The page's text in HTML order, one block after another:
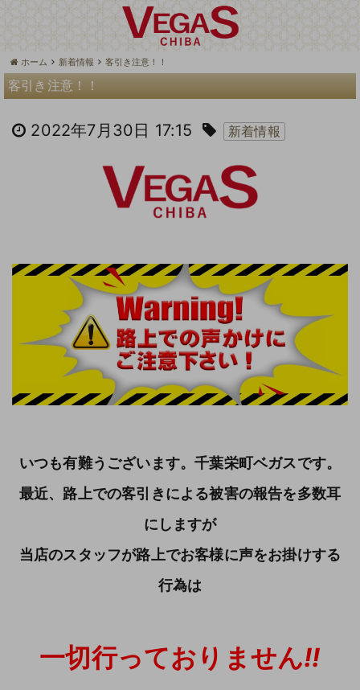
ホーム 新着情報 客引き注意！！
客引き注意！！
2022年7月30日 17:15 新着情報
いつも有難うございます。千葉栄町ベガスです。
最近、路上での客引きによる被害の報告を多数耳
にしますが
当店のスタッフが路上でお客様に声をお掛けする
行為は
一切行っておりません!!